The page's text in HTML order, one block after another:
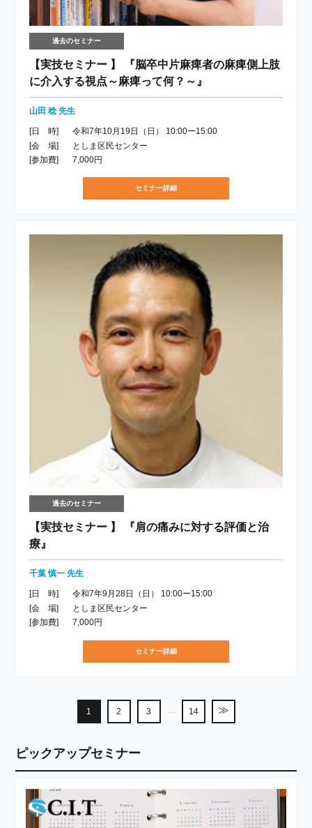
過去のセミナー
【実技セミナー 】 『脳卒中片麻痺者の麻痺側上肢
に介入する視点～麻痺って何？～』
山田 稔 先生
[日 時]
令和7年10月19日（日） 10:00ー15:00
[会 場]
としま区民センター
[参加費]
7,000円
セミナー詳細
過去のセミナー
【実技セミナー 】 『肩の痛みに対する評価と治
療』
千葉 慎一 先生
[日 時]
令和7年9月28日（日） 10:00ー15:00
[会 場]
としま区民センター
[参加費]
7,000円
セミナー詳細
1 2 3 14 ≫
ピックアップセミナー